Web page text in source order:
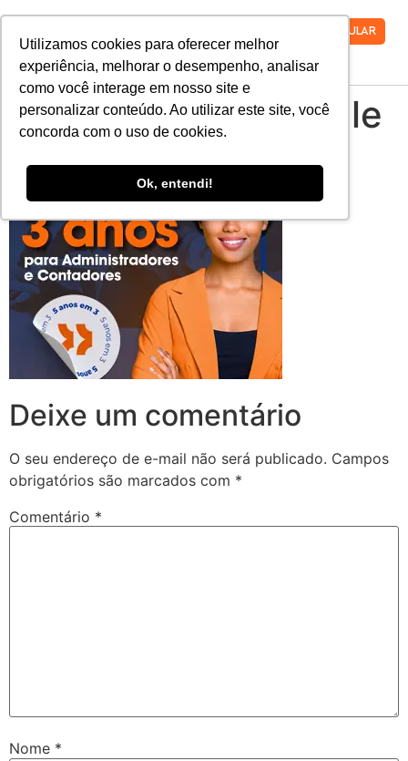
Utilizamos cookies para oferecer melhor
experiência, melhorar o desempenho, analisar
como você interage em nosso site e
personalizar conteúdo. Ao utilizar este site, você
concorda com o uso de cookies.
Ok, entendi!
VESTIBULAR
Direito-3anos-mobile
Deixe um comentário
O seu endereço de e-mail não será publicado. Campos
obrigatórios são marcados com *
Comentário *
Nome *